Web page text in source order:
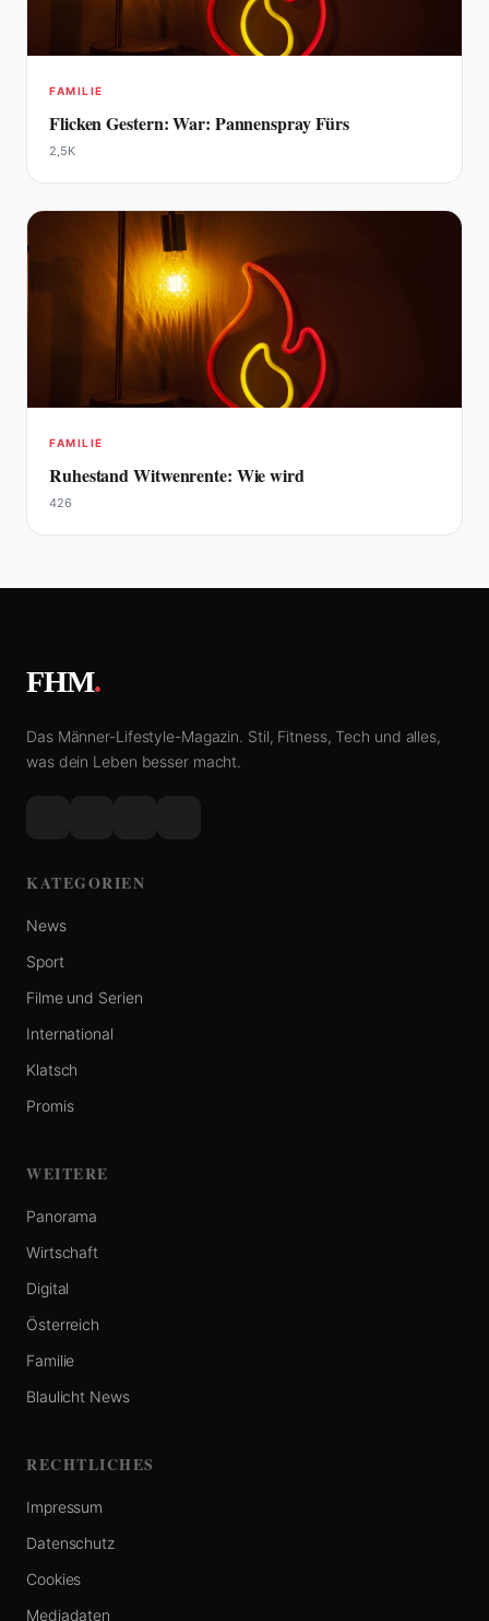
FAMILIE
Flicken Gestern: War: Pannenspray Fürs
2,5K
FAMILIE
Ruhestand Witwenrente: Wie wird
426
FHM.
Das Männer-Lifestyle-Magazin. Stil, Fitness, Tech und alles,
was dein Leben besser macht.
KATEGORIEN
News
Sport
Filme und Serien
International
Klatsch
Promis
WEITERE
Panorama
Wirtschaft
Digital
Österreich
Familie
Blaulicht News
RECHTLICHES
Impressum
Datenschutz
Cookies
Mediadaten